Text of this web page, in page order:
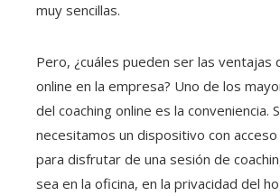
muy sencillas.
Pero, ¿cuáles pueden ser las ventajas
online en la empresa? Uno de los
del coaching online es la conveniencia.
necesitamos un dispositivo con
para disfrutar de una sesión de
sea en la oficina, en la privacidad del